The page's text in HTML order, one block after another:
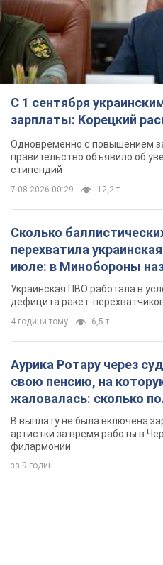
С 1 сентября
зарплаты: Корецкий
Одновременно с повышением
правительство объявило об
стипендий
7.08.2026 00:29 12,2 т.
Сколько
перехватила
июле: в Минобороны
Украинская ПВО работала в
дефицита ракет-
4 години тому 6,5 т.
Аурика Ротару через
свою пенсию, на
жаловалась: сколько
певица
В выплату не была включена
артистки за время работы в
филармонии
за 9 годин